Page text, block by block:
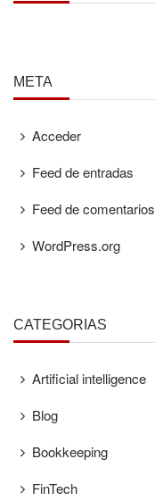
META
Acceder
Feed de entradas
Feed de comentarios
WordPress.org
CATEGORÍAS
Artificial intelligence
Blog
Bookkeeping
FinTech